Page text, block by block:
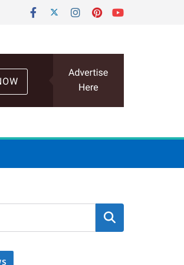
Search